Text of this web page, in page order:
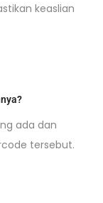
keaslian
ada dan
tersebut.